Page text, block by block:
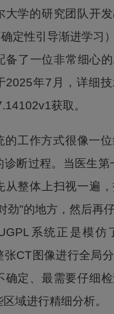
大学的研究团队开
定性引导渐进学习
备了一位非常细心
2025年7月，详细
获取。
的工作方式很像一
诊断过程。当医生第
从整体上扫视一遍
劲"的地方，然后再
系统正是模仿
张CT图像进行全局
确定、最需要仔细
域进行精细分析。